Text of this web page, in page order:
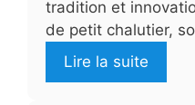
tradition et
de petit chalutier,
Lire la suite